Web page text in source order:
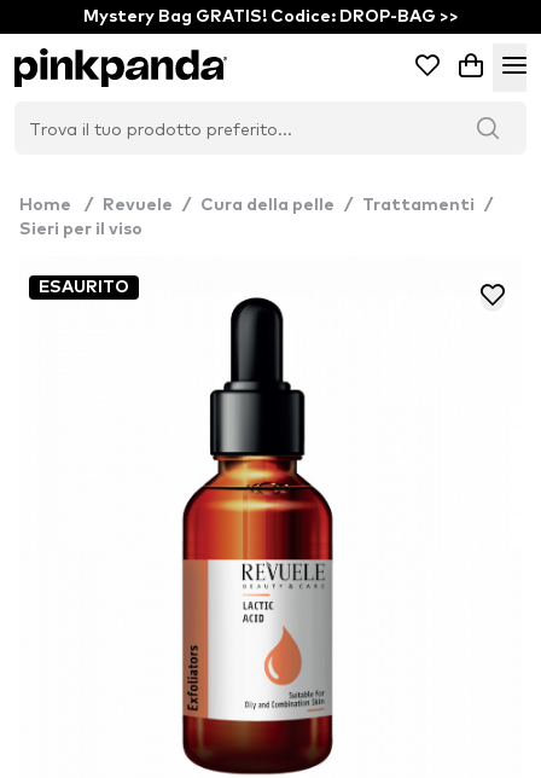
Mystery Bag GRATIS! Codice: DROP-BAG >>
Home / Revuele / Cura della pelle / Trattamenti
/
Sieri per il viso
ESAURITO